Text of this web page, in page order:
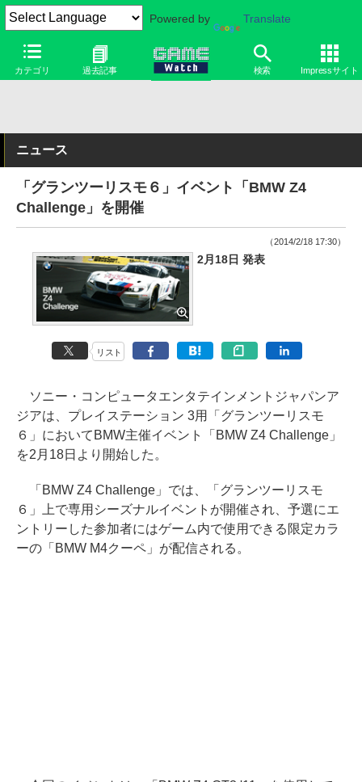
Powered by Translate
カテゴリ 過去記事 検索 Impressサイト
ニュース
「グランツーリスモ６」イベント「BMW Z4
Challenge」を開催
（2014/2/18 17:30）
2月18日 発表
リスト
ソニー・コンピュータエンタテインメントジャパンア
ジアは、プレイステーション 3用「グランツーリスモ
６」においてBMW主催イベント「BMW Z4 Challenge」
を2月18日より開始した。
「BMW Z4 Challenge」では、「グランツーリスモ
６」上で専用シーズナルイベントが開催され、予選にエ
ントリーした参加者にはゲーム内で使用できる限定カラ
ーの「BMW M4クーペ」が配信される。